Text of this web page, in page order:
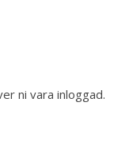
II LD kommer i en
funkar självklart
ni vara inloggad.